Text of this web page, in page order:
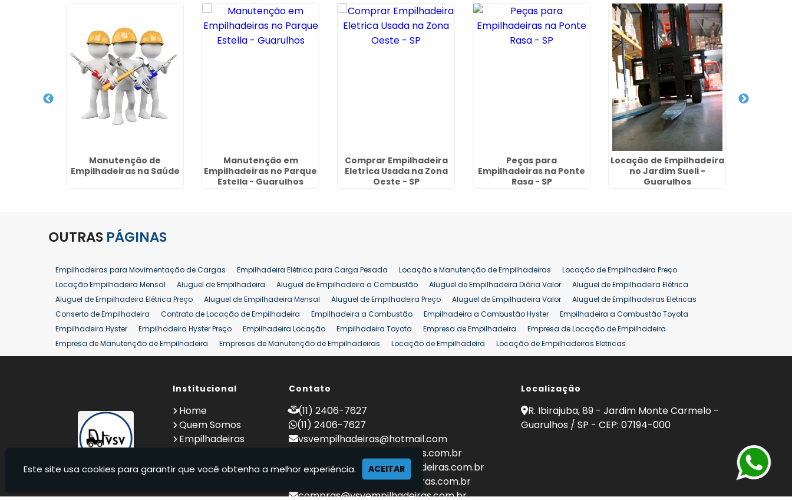
Manutenção de
Empilhadeiras na Saúde
Manutenção em
Empilhadeiras no Parque
Estella - Guarulhos
Comprar Empilhadeira
Eletrica Usada na Zona
Oeste - SP
Peças para
Empilhadeiras na Ponte
Rasa - SP
Locação de Empilhadeira
no Jardim Sueli -
Guarulhos
OUTRAS PÁGINAS
Empilhadeiras para Movimentação de Cargas Empilhadeira Elétrica para Carga Pesada Locação e Manutenção de Empilhadeiras
Locação de Empilhadeira Preço
Locação Empilhadeira Mensal
Aluguel de Empilhadeira Aluguel de Empilhadeira a Combustão Aluguel de Empilhadeira Diária Valor
Aluguel de Empilhadeira Elétrica
Aluguel de Empilhadeira Elétrica Preço
Aluguel de Empilhadeira Mensal Aluguel de Empilhadeira Preço Aluguel de Empilhadeira Valor
Aluguel de Empilhadeiras Eletricas
Conserto de Empilhadeira
Contrato de Locação de Empilhadeira Empilhadeira a Combustão Empilhadeira a Combustão Hyster
Empilhadeira a Combustão Toyota
Empilhadeira Hyster
Empilhadeira Hyster Preço Empilhadeira Locação Empilhadeira Toyota Empresa de Empilhadeira
Empresa de Locação de Empilhadeira
Empresa de Manutenção de Empilhadeira
Empresas de Manutenção de Empilhadeiras Locação de Empilhadeira
Locação de Empilhadeiras Eletricas
Locação Empilhadeira Hyster
Locação Empilhadeira para Hipermercados Locação Empilhadeira para Mercados
Manutenção de Empilhadeiras
Comprar Empilhadeira Comprar Empilhadeira Elétrica Comprar Empilhadeira Hyster
Locação de Empilhadeira 25 ton
Comprar Empilhadeira 25 ton Empilhadeira a Combustão 25 ton Preço de Empilhadeira 25 ton Venda Empilhadeiras 25 ton
Institucional
Home
Quem Somos
Empilhadeiras
Informações
Contato
(11) 2406-7627
(11) 2406-7627
vsvempilhadeiras@hotmail.com
locacao@vsvempilhadeiras.com.br
manutencao@vsvempilhadeiras.com.br
financeiro@vsvempilhadeiras.com.br
compras@vsvempilhadeiras.com.br
Localização
R. Ibirajuba, 89 - Jardim Monte Carmelo -
Guarulhos / SP - CEP: 07194-000
Este site usa cookies para garantir que você obtenha a melhor experiência. ACEITAR